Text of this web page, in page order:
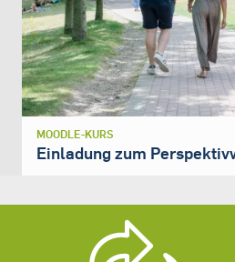
MOODLE-KURS
Einladung zum